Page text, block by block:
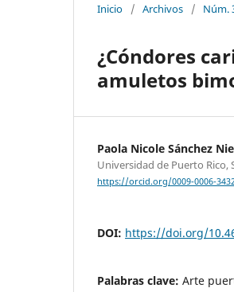
Inicio / Archivos / Núm.
¿Cóndores
amuletos
Paola Nicole Sánchez
Universidad de Puerto Rico,
https://orcid.org/0009-0006-
DOI: https://doi.org/
Palabras clave: Arte